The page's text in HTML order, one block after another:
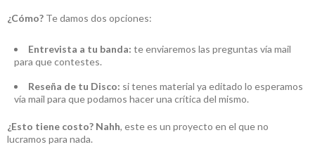
¿Cómo? Te damos dos opciones:
Entrevista a tu banda: te enviaremos las preguntas vía mail
para que contestes.
Reseña de tu Disco: si tenes material ya editado lo esperamos
vía mail para que podamos hacer una crítica del mismo.
¿Esto tiene costo? Nahh, este es un proyecto en el que no
lucramos para nada.